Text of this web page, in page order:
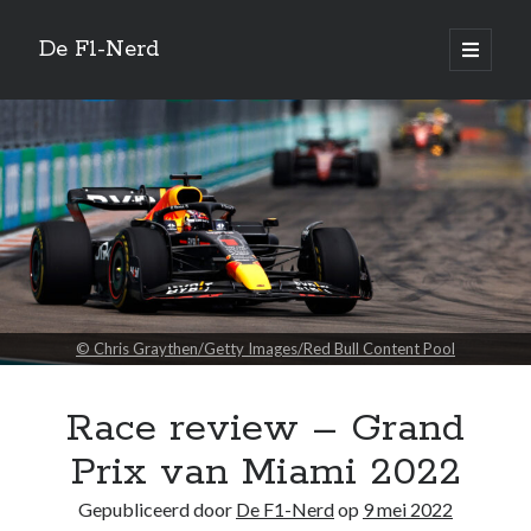
De F1-Nerd
open
primair
Zijbalk
Quotes
Every racing driver in the world dreams of making it to F1, there’s only
22 spots on the grid.
Susie Wolff
Zoeken
© Chris Graythen/Getty Images/Red Bull Content Pool
Race review – Grand
Prix van Miami 2022
Gepubliceerd door De F1-Nerdop 9 mei 2022